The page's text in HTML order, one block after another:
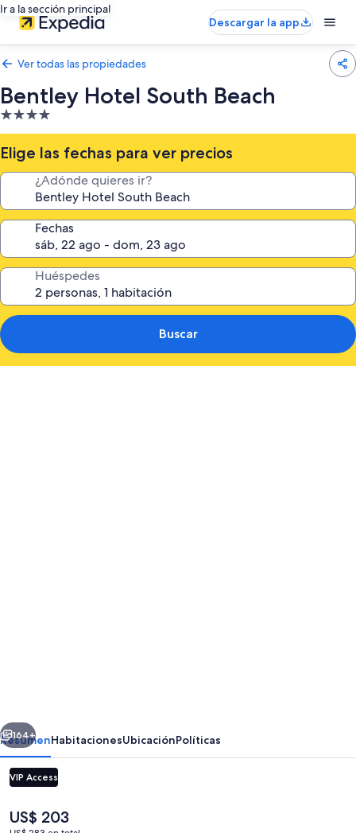
Ir a la sección principal
Descargar la app
Ver todas las propiedades
Bentley Hotel South Beach
Propiedad
de
4.0
estrellas
Elige las fechas para ver precios
¿Adónde quieres ir?
Fechas
Huéspedes
Buscar
Siguiente
164+
ResumenHabitacionesUbicaciónPolíticas
VIP Access
El
precio
US$ 203